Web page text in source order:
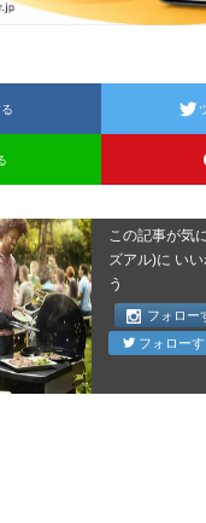
この記事が気
ズアル)に い
う
フォロー
フォローす